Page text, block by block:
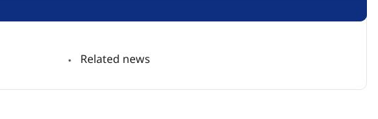
Related news